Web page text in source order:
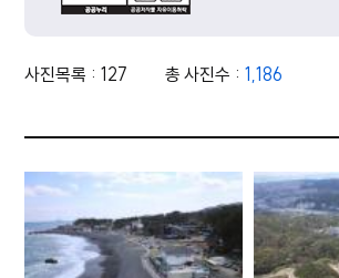
사진목록 : 127 총 사진수 : 1,186